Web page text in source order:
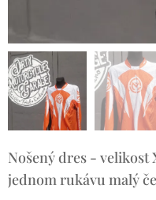
Nošený dres - velikost
jednom rukávu malý